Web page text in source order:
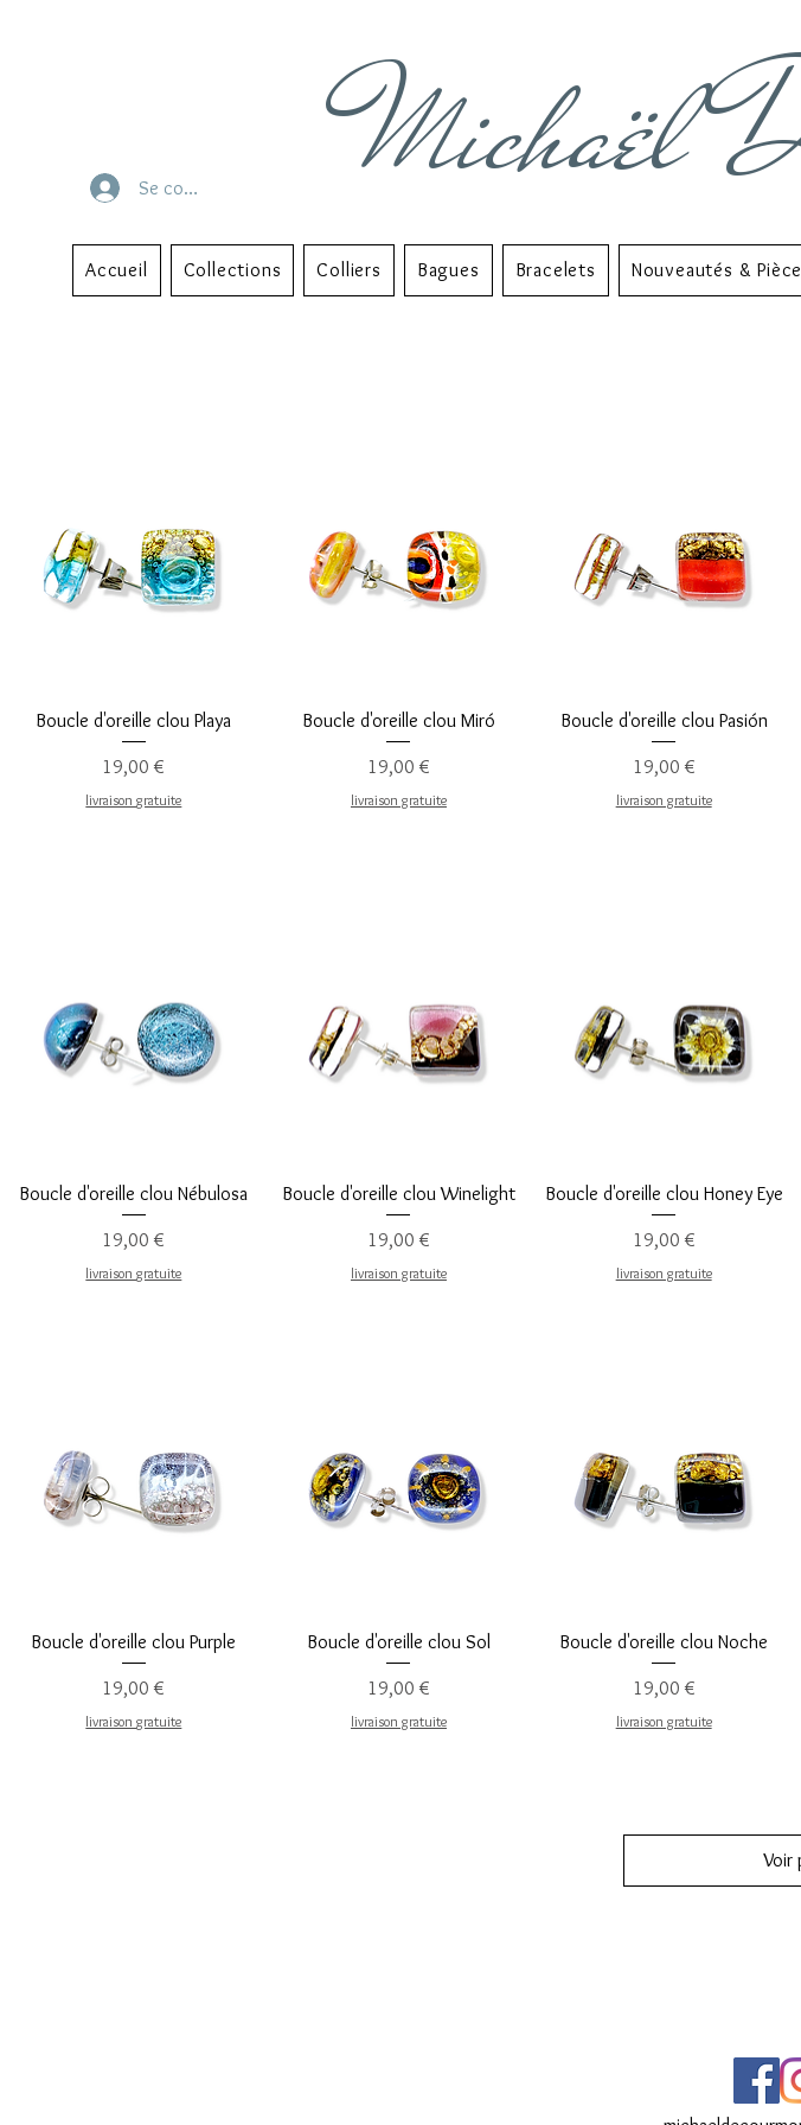
Se connecter Michaël
Accueil Collections Colliers Bagues Bracelets Nouveautés &
Aperçu rapide
Boucle d'oreille clou Playa
Prix
19,00 €
livraison gratuite
Aperçu rapide
Boucle d'oreille clou Miró
Prix
19,00 €
livraison gratuite
Aperçu rapide
Boucle d'oreille clou Pasión
Prix
19,00 €
livraison gratuite
Aperçu rapide
Boucle d'oreille clou Nébulosa
Prix
19,00 €
livraison gratuite
Aperçu rapide
Boucle d'oreille clou Winelight
Prix
19,00 €
livraison gratuite
Aperçu rapide
Boucle d'oreille clou Honey Eye
Prix
19,00 €
livraison gratuite
Aperçu rapide
Boucle d'oreille clou Purple
Prix
19,00 €
livraison gratuite
Aperçu rapide
Boucle d'oreille clou Sol
Prix
19,00 €
livraison gratuite
Aperçu rapide
Boucle d'oreille clou Noche
Prix
19,00 €
livraison gratuite
Voir